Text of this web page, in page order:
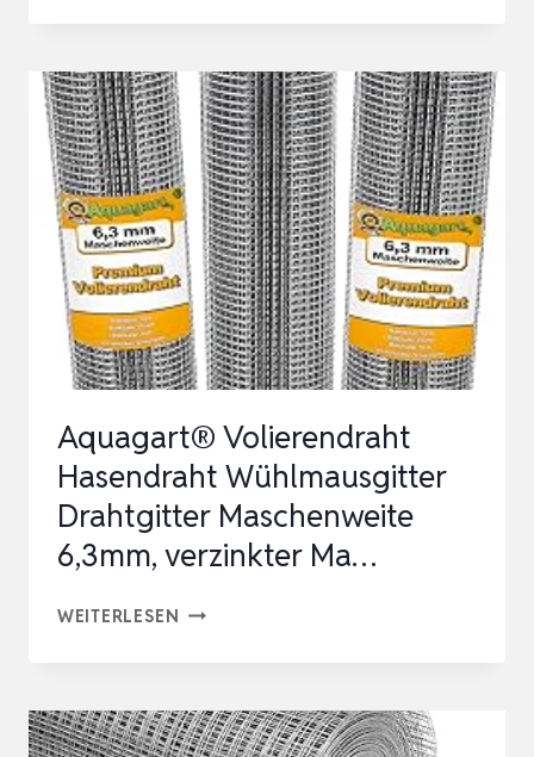
DRAHTGITTER
12,7MM
MASCHE
0,80MM
DRAHT
AUF
ROLLE
–
FEINMASCHIG
VERZIN…
Aquagart® Volierendraht
Hasendraht Wühlmausgitter
Drahtgitter Maschenweite
6,3mm, verzinkter Ma…
WEITERLESEN AQUAGART®
WÜHLMAUSGITTER